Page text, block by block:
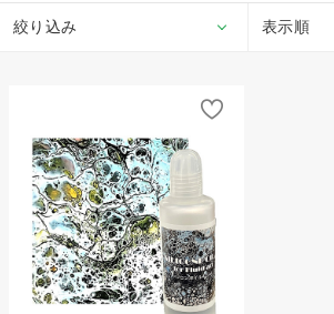
絞り込み 表示順